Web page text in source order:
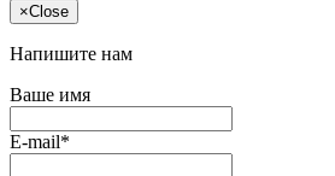
×Close
Напишите нам
Ваше имя
E-mail*